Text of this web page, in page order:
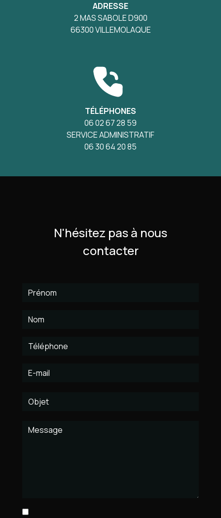
ADRESSE
2 MAS SABOLE D900
66300 VILLEMOLAQUE
TÉLÉPHONES
06 02 67 28 59
SERVICE ADMINISTRATIF
06 30 64 20 85
N'hésitez pas à nous
contacter